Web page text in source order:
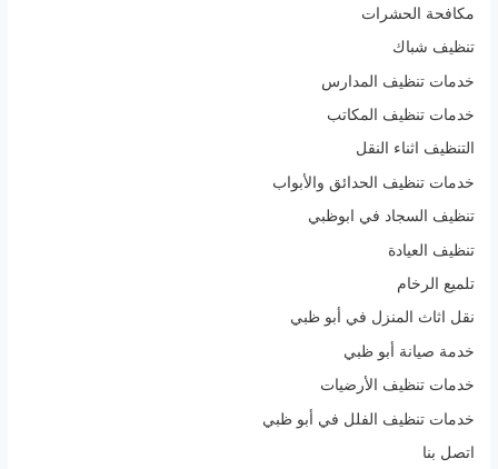
مكافحة الحشرات
تنظيف شباك
خدمات تنظيف المدارس
خدمات تنظيف المكاتب
التنظيف اثناء النقل
خدمات تنظيف الحدائق والأبواب
تنظيف السجاد في ابوظبي
تنظيف العيادة
تلميع الرخام
نقل اثاث المنزل في أبو ظبي
خدمة صيانة أبو ظبي
خدمات تنظيف الأرضيات
خدمات تنظيف الفلل في أبو ظبي
اتصل بنا